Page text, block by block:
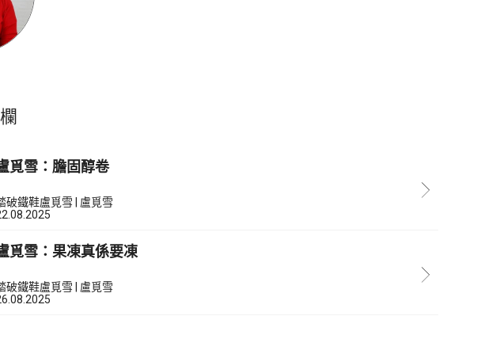
覓雪：膽固醇卷
破鐵鞋盧覓雪 | 盧覓雪
覓雪：果凍真係要凍
破鐵鞋盧覓雪 | 盧覓雪